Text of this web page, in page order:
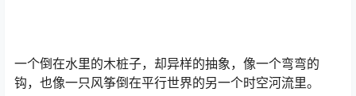
一个倒在水里的木桩子，却异样的抽象，像一个弯弯的
钩，也像一只风筝倒在平行世界的另一个时空河流里。